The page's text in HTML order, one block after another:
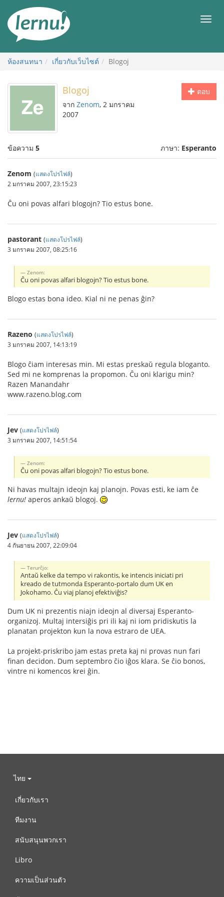
สารบัญ
เมนู
ห้องสนทนา เกี่ยวกับเว็บไซต์ Blogoj
ตอบ
Blogoj
จาก Zenom, 2 มกราคม
2007
ข้อความ 5 ภาษา: Esperanto
Zenom (แสดงโปรไฟล์)
2 มกราคม 2007, 23:15:23
Ĉu oni povas alfari blogojn? Tio estus bone.
pastorant (แสดงโปรไฟล์)
3 มกราคม 2007, 08:25:16
Zenom:
Ĉu oni povas alfari blogojn? Tio estus bone.
Blogo estas bona ideo. Kial ni ne penas ĝin?
Razeno (แสดงโปรไฟล์)
3 มกราคม 2007, 14:13:19
Blogo ĉiam interesas min. Mi estas preskaŭ regula bloganto.
Sed mi ne komprenas la propomon. Ĉu oni klarigu min?
Razen Manandahr
www.razeno.blog.com
Jev (แสดงโปรไฟล์)
3 มกราคม 2007, 14:51:54
Zenom:
Ĉu oni povas alfari blogojn? Tio estus bone.
Ni havas multajn ideojn kaj planojn. Povas esti, ke iam ĉe
lernu! aperos ankaŭ blogoj.
Jev (แสดงโปรไฟล์)
4 กันยายน 2007, 22:09:04
Terurĉjo:
Antaŭ kelke da tempo vi rakontis, ke intencis iniciati pri
kreado de tutmonda Esperanto-portalo dum UK en
Jokohamo. Ĉu viaj planoj efektiviĝis?
Dum UK ni prezentis niajn ideojn al diversaj Esperanto-
organizoj. Multaj intersiĝis pri ili kaj ni iom pridiskutis la
planatan projekton kun la nova estraro de UEA.
La projekt-priskribo jam estas preta kaj ni provas nun fari
finan decidon. Dum septembro ĉio iĝos klara. Se ĉio bonos,
vintre ni komencos krei ĝin.
ไทย
เกี่ยวกับเรา
ทีมงาน
สนับสนุนพวกเรา
Libro
ความเป็นส่วนตัว